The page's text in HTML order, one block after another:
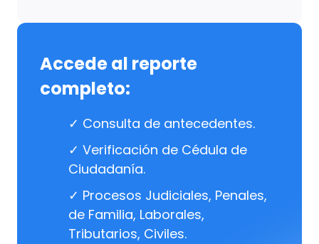
Accede al reporte
completo:
✓ Consulta de antecedentes.
✓ Verificación de Cédula de
Ciudadanía.
✓ Procesos Judiciales, Penales,
de Familia, Laborales,
Tributarios, Civiles.